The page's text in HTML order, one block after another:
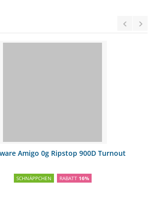
Amigo 0g Ripstop 900D Turnout
SCHNÄPPCHEN RABATT16%